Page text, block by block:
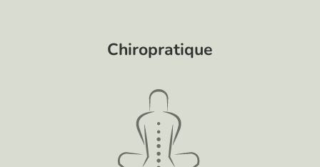
Chiropratique